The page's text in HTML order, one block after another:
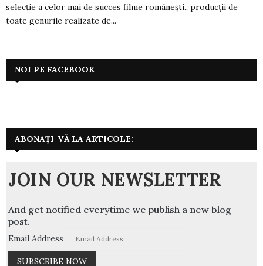
selecție a celor mai de succes filme românești., producţii de
toate genurile realizate de...
NOI PE FACEBOOK
ABONAȚI-VĂ LA ARTICOLE:
JOIN OUR NEWSLETTER
And get notified everytime we publish a new blog
post.
Email Address